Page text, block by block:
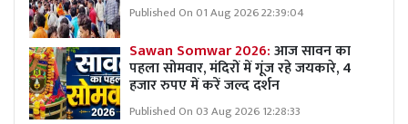
Published On 01 Aug 2026 22:39:04
Sawan Somwar 2026:आज सावन का
पहला सोमवार, मंदिरों में गूंज रहे जयकारे, 4
हजार रुपए में करें जल्द दर्शन
Published On 03 Aug 2026 12:28:33